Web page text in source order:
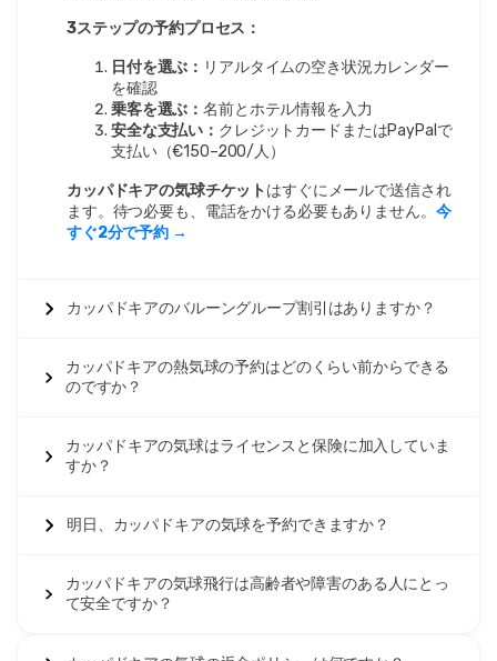
3ステップの予約プロセス：
日付を選ぶ： リアルタイムの空き状況カレンダー
を確認
乗客を選ぶ：名前とホテル情報を入力
安全な支払い： クレジットカードまたはPayPalで
支払い（€150–200/人）
カッパドキアの気球チケットはすぐにメールで送信され
ます。待つ必要も、電話をかける必要もありません。 今
すぐ2分で予約 →
カッパドキアのバルーングループ割引はありますか？
カッパドキアの熱気球の予約はどのくらい前からできる
のですか？
カッパドキアの気球はライセンスと保険に加入していま
すか？
明日、カッパドキアの気球を予約できますか？
カッパドキアの気球飛行は高齢者や障害のある人にとっ
て安全ですか？